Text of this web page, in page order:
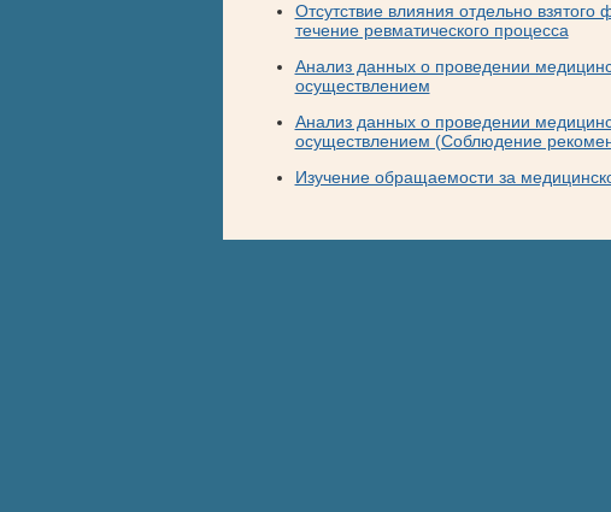
Отсутствие влияния отдельно
течение ревматического процесса
Анализ данных о проведении
осуществлением
Анализ данных о проведении
осуществлением (Соблюдение
Изучение обращаемости за